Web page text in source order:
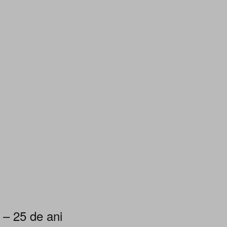
25 de ani